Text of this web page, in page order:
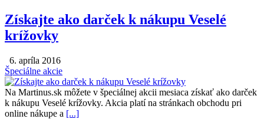
Získajte ako darček k nákupu Veselé
krížovky
6. apríla 2016
Špeciálne akcie
Na Martinus.sk môžete v špeciálnej akcii mesiaca získať ako darček
k nákupu Veselé krížovky. Akcia platí na stránkach obchodu pri
online nákupe a [...]